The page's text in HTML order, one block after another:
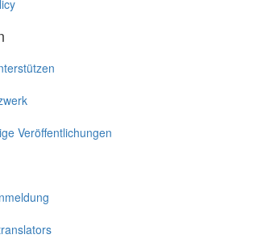
Veröffentlichungen